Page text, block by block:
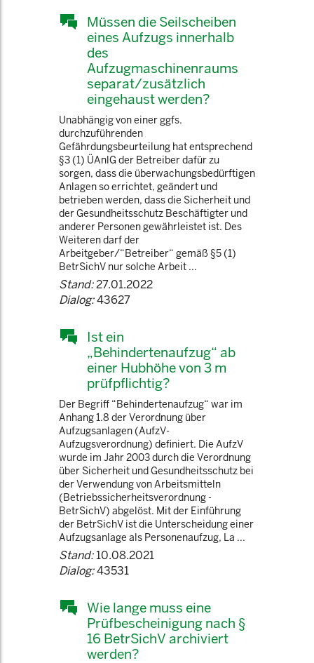
Müssen die Seilscheiben
eines Aufzugs innerhalb
des
Aufzugmaschinenraums
separat/zusätzlich
eingehaust werden?
Unabhängig von einer ggfs.
durchzuführenden
Gefährdungsbeurteilung hat entsprechend
§3 (1) ÜAnlG der Betreiber dafür zu
sorgen, dass die überwachungsbedürftigen
Anlagen so errichtet, geändert und
betrieben werden, dass die Sicherheit und
der Gesundheitsschutz Beschäftigter und
anderer Personen gewährleistet ist. Des
Weiteren darf der
Arbeitgeber/“Betreiber“ gemäß §5 (1)
BetrSichV nur solche Arbeit ...
Stand:27.01.2022
Dialog:43627
Ist ein
„Behindertenaufzug“ ab
einer Hubhöhe von 3 m
prüfpflichtig?
Der Begriff “Behindertenaufzug“ war im
Anhang 1.8 der Verordnung über
Aufzugsanlagen (AufzV-
Aufzugsverordnung) definiert. Die AufzV
wurde im Jahr 2003 durch die Verordnung
über Sicherheit und Gesundheitsschutz bei
der Verwendung von Arbeitsmitteln
(Betriebssicherheitsverordnung -
BetrSichV) abgelöst. Mit der Einführung
der BetrSichV ist die Unterscheidung einer
Aufzugsanlage als Personenaufzug, La ...
Stand:10.08.2021
Dialog:43531
Wie lange muss eine
Prüfbescheinigung nach §
16 BetrSichV archiviert
werden?